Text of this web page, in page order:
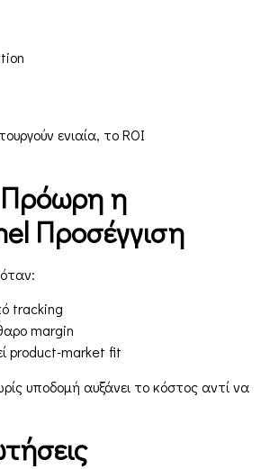
ενιαία, το ROI
Πρόωρη η
Προσέγγιση
tracking
margin
product-market fit
υποδομή αυξάνει το κόστος αντί να